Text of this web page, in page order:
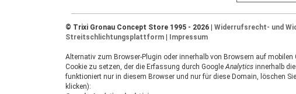
© Trixi Gronau Concept Store 1995 - 2026 | Widerrufsrecht- und
Streitschlichtungsplattform | Impressum
Alternativ zum Browser-Plugin oder innerhalb von Browsern auf
Cookie zu setzen, der die Erfassung durch Google Analytics innerhalb
funktioniert nur in diesem Browser und nur für diese Domain, löschen
klicken):